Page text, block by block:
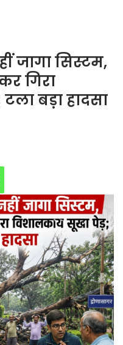
जागा सिस्टम,
गिरा
बड़ा हादसा